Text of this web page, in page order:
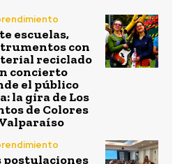
escuelas,
con
reciclado
concierto
el público
la gira de Los
de Colores
postulaciones